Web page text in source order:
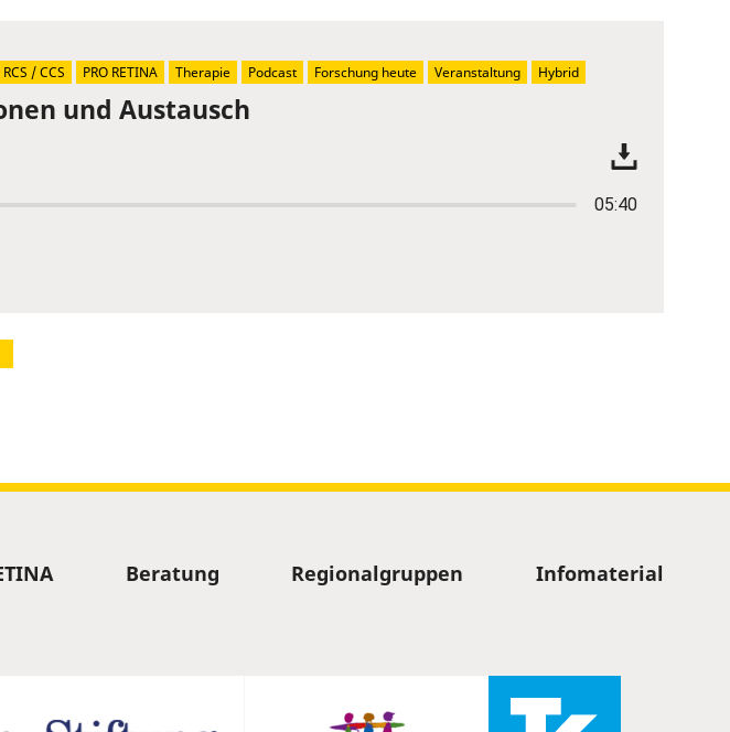
und Austausch
05:40
RCS / CCS PRO RETINA Therapie Podcast Forschung heute Veranstaltung Hybrid
Beratung Regionalgruppen Infomaterial